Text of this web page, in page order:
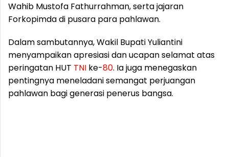
Wahib Mustofa Fathurrahman, serta jajaran
Forkopimda di pusara para pahlawan.
Dalam sambutannya, Wakil Bupati Yuliantini
menyampaikan apresiasi dan ucapan selamat atas
peringatan HUT TNI ke-80. Ia juga menegaskan
pentingnya meneladani semangat perjuangan
pahlawan bagi generasi penerus bangsa.